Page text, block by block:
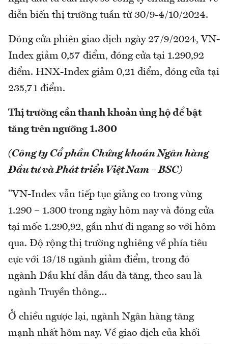
diễn biến thị trường tuần từ 30/9-4/10/2024.
Đóng cửa phiên giao dịch ngày 27/9/2024, VN-
Index giảm 0,57 điểm, đóng cửa tại 1.290,92
điểm. HNX-Index giảm 0,21 điểm, đóng cửa tại
235,71 điểm.
Thị trường cần thanh khoản ủng hộ để bật
tăng trên ngưỡng 1.300
(Công ty Cổ phần Chứng khoán Ngân hàng
Đầu tư và Phát triển Việt Nam – BSC)
"VN-Index vẫn tiếp tục giằng co trong vùng
1.290 – 1.300 trong ngày hôm nay và đóng cửa
tại mốc 1.290,92, gần như đi ngang so với hôm
qua. Độ rộng thị trường nghiêng về phía tiêu
cực với 13/18 ngành giảm điểm, trong đó
ngành Dầu khí dẫn đầu đà tăng, theo sau là
ngành Truyền thông…
Ở chiều ngược lại, ngành Ngân hàng tăng
mạnh nhất hôm nay. Về giao dịch của khối